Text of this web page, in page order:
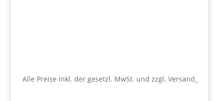
Alle Preise inkl. der gesetzl. MwSt. und zzgl. Versand_